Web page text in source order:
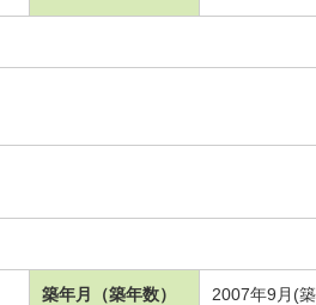
築年月（築年数） 2007年9月(